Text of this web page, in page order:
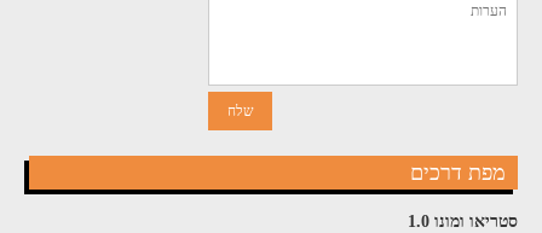
מפת דרכים
סטריאו ומונו 1.0